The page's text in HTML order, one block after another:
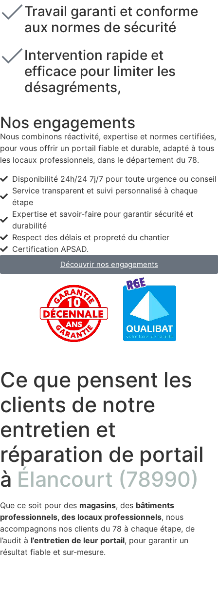
Travail garanti et conforme
aux normes de sécurité
Intervention rapide et
efficace pour limiter les
désagréments,
Nos engagements
Nous combinons réactivité, expertise et normes certifiées,
pour vous offrir un portail fiable et durable, adapté à tous
les locaux professionnels, dans le département du 78.
Disponibilité 24h/24 7j/7 pour toute urgence ou conseil
Service transparent et suivi personnalisé à chaque
étape
Expertise et savoir-faire pour garantir sécurité et
durabilité
Respect des délais et propreté du chantier
Certification APSAD.
Découvrir nos engagements
Ce que pensent les
clients de notre
entretien et
réparation de portail
à Élancourt (78990)
Que ce soit pour des magasins, des bâtiments
professionnels, des locaux professionnels, nous
accompagnons nos clients du 78 à chaque étape, de
l’audit à l’entretien de leur portail, pour garantir un
résultat fiable et sur-mesure.